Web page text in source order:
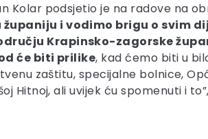
Kolar podsjetio je na radove na
i vodimo brigu o svim
Krapinsko-zagorske
će biti prilike, kad ćemo biti u
zaštitu, specijalne bolnice,
Hitnoj, ali uvijek ću spomenuti i